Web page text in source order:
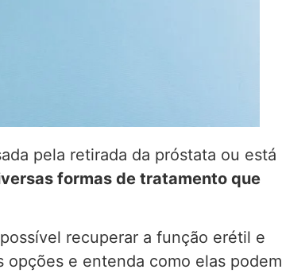
pela retirada da próstata ou está
formas de tratamento que
recuperar a função erétil e
e entenda como elas podem